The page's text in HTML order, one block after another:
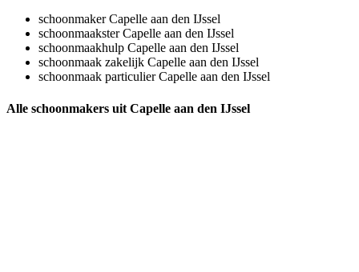
schoonmaker Capelle aan den IJssel
schoonmaakster Capelle aan den IJssel
schoonmaakhulp Capelle aan den IJssel
schoonmaak zakelijk Capelle aan den IJssel
schoonmaak particulier Capelle aan den IJssel
Alle schoonmakers uit Capelle aan den IJssel